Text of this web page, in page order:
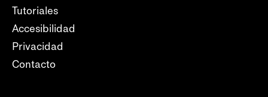
Tutoriales
Accesibilidad
Privacidad
Contacto